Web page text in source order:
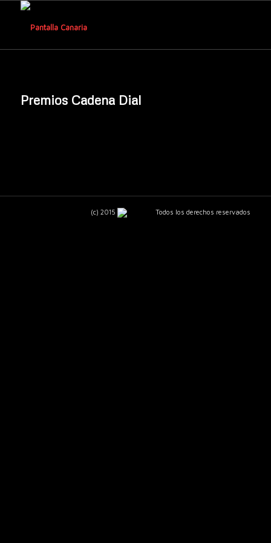
Premios Cadena Dial
(c) 2015 Todos los derechos reservados